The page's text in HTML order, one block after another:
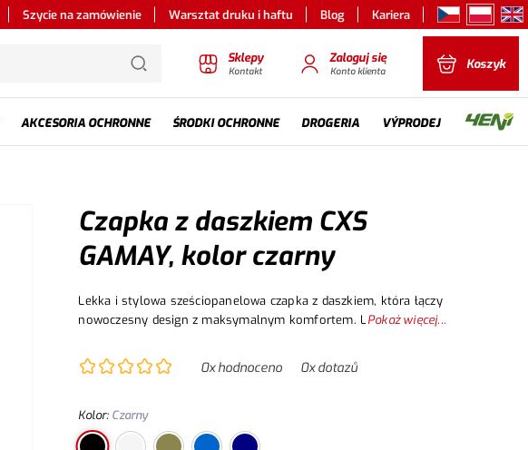
Szycie na zamówienie Warsztat druku i haftu Blog Kariera
Sklepy
Kontakt
Zaloguj się
Konto klienta Koszyk
AKCESORIA OCHRONNE ŚRODKI OCHRONNE DROGERIA VÝPRODEJ
Czapka z daszkiem CXS
GAMAY, kolor czarny
Lekka i stylowa sześciopanelowa czapka z daszkiem, która łączy
nowoczesny design z maksymalnym komfortem. Laserowa
Wzmocnione przednie panele posiadają obszyte otwory
wentylacyjne dla dodatkowe
Pokaż więcej...
0x hodnoceno 0x dotazů
Kolor: Czarny